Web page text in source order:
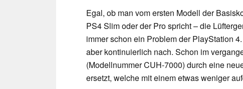
Egal, ob man vom ersten Modell der
PS4 Slim oder der Pro spricht – die
immer schon ein Problem der PlayStation
aber kontinuierlich nach. Schon im
(Modellnummer CUH-7000) durch eine
ersetzt, welche mit einem etwas weniger